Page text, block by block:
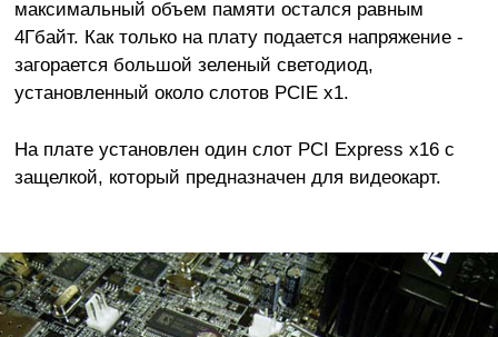
максимальный объем памяти остался равным
4Гбайт. Как только на плату подается напряжение -
загорается большой зеленый светодиод,
установленный около слотов PCIE x1.
На плате установлен один слот PCI Express x16 с
защелкой, который предназначен для видеокарт.